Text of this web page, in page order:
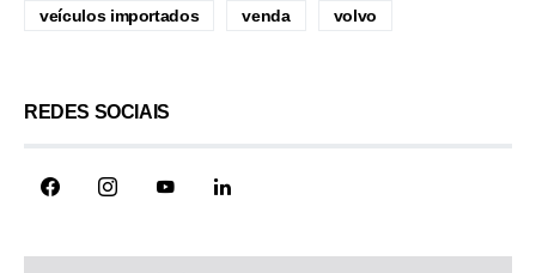
veículos importados venda volvo
REDES SOCIAIS